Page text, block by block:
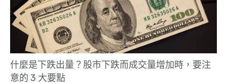
什麼是下跌出量？股市下跌而成交量增加時，要注
意的 3 大要點